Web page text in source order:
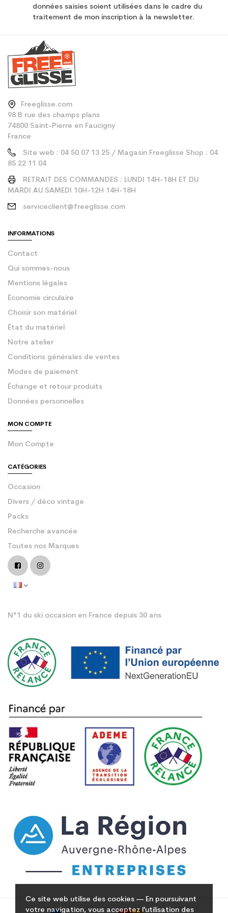
Ce site web utilise des cookies — En poursuivant
votre navigation, vous acceptez l'utilisation des
données saisies soient utilisées dans le cadre du
traitement de mon inscription à la newsletter.
Freeglisse.com
98 B rue des champs plans
74800 Saint-Pierre en Faucigny
France
Site web : 04 50 07 13 25 / Magasin Freeglisse Shop : 04
85 22 11 04
RETRAIT DES COMMANDES : LUNDI 14H-18H ET DU
MARDI AU SAMEDI 10H-12H 14H-18H
serviceclient@freeglisse.com
INFORMATIONS
Contact
Qui sommes-nous
Mentions légales
Économie circulaire
Choisir son matériel
État du matériel
Notre atelier
Conditions générales de ventes
Modes de paiement
Échange et retour produits
Données personnelles
MON COMPTE
Mon Compte
CATÉGORIES
Occasion
Divers / déco vintage
Packs
Recherche avancée
Toutes nos Marques
N°1 du ski occasion en France depuis 30 ans